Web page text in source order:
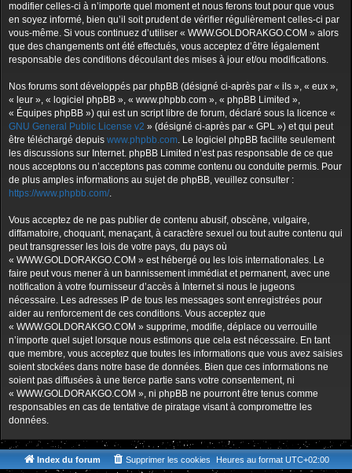
e
r
modifier celles-ci à n’importe quel moment et nous ferons tout pour que vous
en soyez informé, bien qu’il soit prudent de vérifier régulièrement celles-ci par
vous-même. Si vous continuez d’utiliser « WWW.GOLDORAKGO.COM » alors
que des changements ont été effectués, vous acceptez d’être légalement
responsable des conditions découlant des mises à jour et/ou modifications.
Nos forums sont développés par phpBB (désigné ci-après par « ils », « eux »,
« leur », « logiciel phpBB », « www.phpbb.com », « phpBB Limited »,
« Équipes phpBB ») qui est un script libre de forum, déclaré sous la licence «
GNU General Public License v2 » (désigné ci-après par « GPL ») et qui peut
être téléchargé depuis www.phpbb.com. Le logiciel phpBB facilite seulement
les discussions sur Internet. phpBB Limited n’est pas responsable de ce que
nous acceptons ou n’acceptons pas comme contenu ou conduite permis. Pour
de plus amples informations au sujet de phpBB, veuillez consulter :
https://www.phpbb.com/.
Vous acceptez de ne pas publier de contenu abusif, obscène, vulgaire,
diffamatoire, choquant, menaçant, à caractère sexuel ou tout autre contenu qui
peut transgresser les lois de votre pays, du pays où
« WWW.GOLDORAKGO.COM » est hébergé ou les lois internationales. Le
faire peut vous mener à un bannissement immédiat et permanent, avec une
notification à votre fournisseur d’accès à Internet si nous le jugeons
nécessaire. Les adresses IP de tous les messages sont enregistrées pour
aider au renforcement de ces conditions. Vous acceptez que
« WWW.GOLDORAKGO.COM » supprime, modifie, déplace ou verrouille
n’importe quel sujet lorsque nous estimons que cela est nécessaire. En tant
que membre, vous acceptez que toutes les informations que vous avez saisies
soient stockées dans notre base de données. Bien que ces informations ne
soient pas diffusées à une tierce partie sans votre consentement, ni
« WWW.GOLDORAKGO.COM », ni phpBB ne pourront être tenus comme
responsables en cas de tentative de piratage visant à compromettre les
données.
Index du forum Heures au format UTC+02:00
Supprimer les cookies